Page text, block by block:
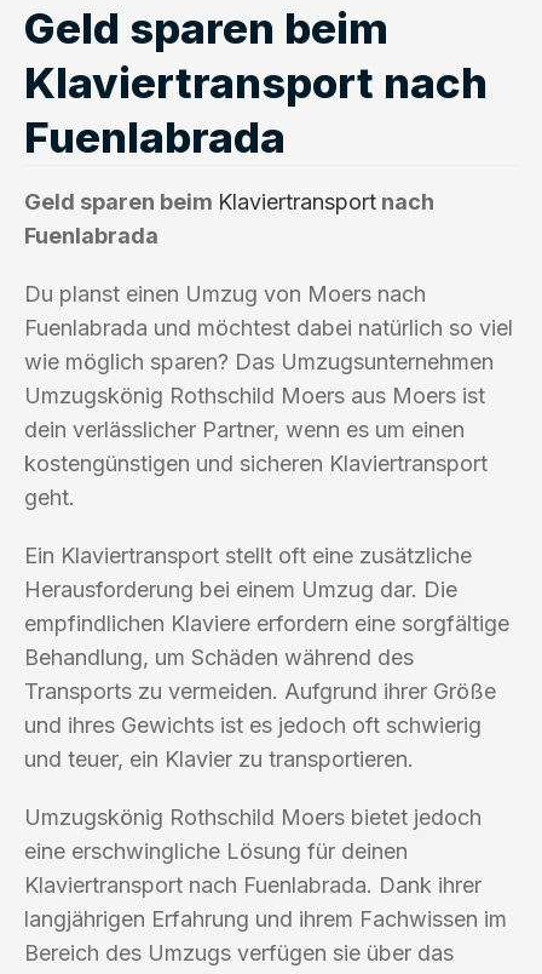
Geld sparen beim
Klaviertransport nach
Fuenlabrada
Geld sparen beim Klaviertransport nach
Fuenlabrada
Du planst einen Umzug von Moers nach
Fuenlabrada und möchtest dabei natürlich so viel
wie möglich sparen? Das Umzugsunternehmen
Umzugskönig Rothschild Moers aus Moers ist
dein verlässlicher Partner, wenn es um einen
kostengünstigen und sicheren Klaviertransport
geht.
Ein Klaviertransport stellt oft eine zusätzliche
Herausforderung bei einem Umzug dar. Die
empfindlichen Klaviere erfordern eine sorgfältige
Behandlung, um Schäden während des
Transports zu vermeiden. Aufgrund ihrer Größe
und ihres Gewichts ist es jedoch oft schwierig
und teuer, ein Klavier zu transportieren.
Umzugskönig Rothschild Moers bietet jedoch
eine erschwingliche Lösung für deinen
Klaviertransport nach Fuenlabrada. Dank ihrer
langjährigen Erfahrung und ihrem Fachwissen im
Bereich des Umzugs verfügen sie über das